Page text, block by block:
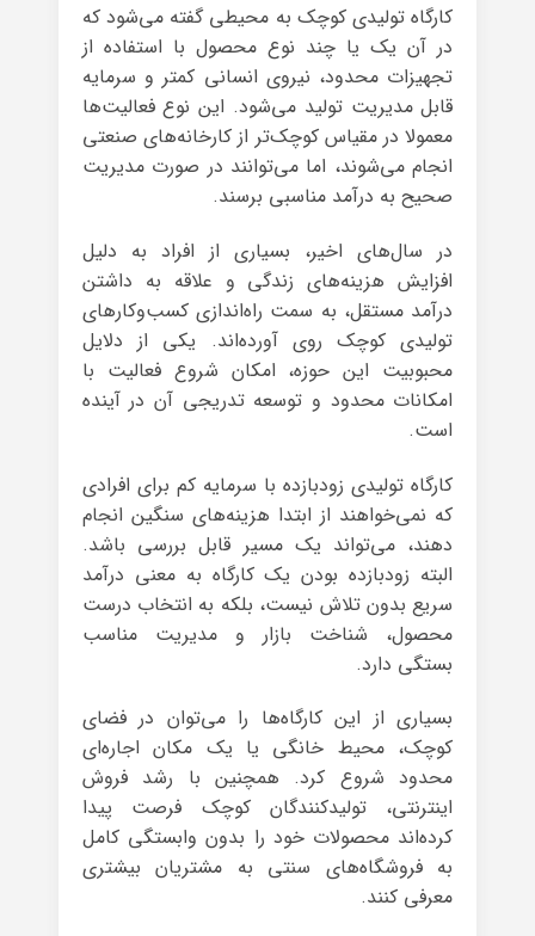
کارگاه تولیدی کوچک به محیطی گفته می‌شود که
در آن یک یا چند نوع محصول با استفاده از
تجهیزات محدود، نیروی انسانی کمتر و سرمایه
قابل مدیریت تولید می‌شود. این نوع فعالیت‌ها
معمولا در مقیاس کوچک‌تر از کارخانه‌های صنعتی
انجام می‌شوند، اما می‌توانند در صورت مدیریت
صحیح به درآمد مناسبی برسند.
در سال‌های اخیر، بسیاری از افراد به دلیل
افزایش هزینه‌های زندگی و علاقه به داشتن
درآمد مستقل، به سمت راه‌اندازی کسب‌وکارهای
تولیدی کوچک روی آورده‌اند. یکی از دلایل
محبوبیت این حوزه، امکان شروع فعالیت با
امکانات محدود و توسعه تدریجی آن در آینده
است.
کارگاه تولیدی زودبازده با سرمایه کم برای افرادی
که نمی‌خواهند از ابتدا هزینه‌های سنگین انجام
دهند، می‌تواند یک مسیر قابل بررسی باشد.
البته زودبازده بودن یک کارگاه به معنی درآمد
سریع بدون تلاش نیست، بلکه به انتخاب درست
محصول، شناخت بازار و مدیریت مناسب
بستگی دارد.
بسیاری از این کارگاه‌ها را می‌توان در فضای
کوچک، محیط خانگی یا یک مکان اجاره‌ای
محدود شروع کرد. همچنین با رشد فروش
اینترنتی، تولیدکنندگان کوچک فرصت پیدا
کرده‌اند محصولات خود را بدون وابستگی کامل
به فروشگاه‌های سنتی به مشتریان بیشتری
معرفی کنند.